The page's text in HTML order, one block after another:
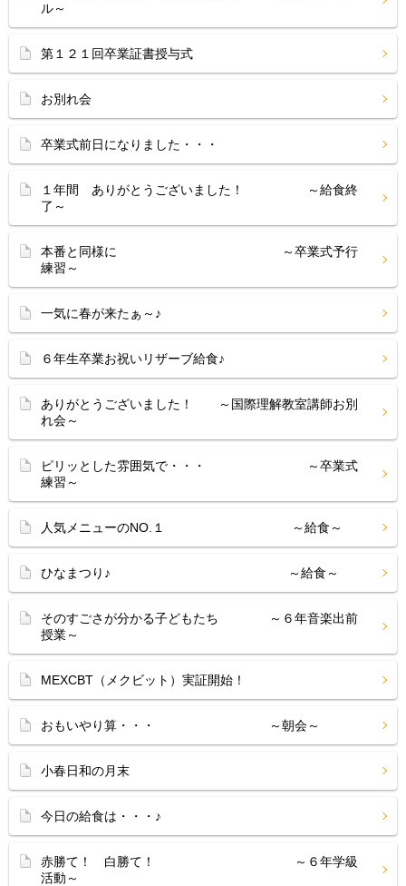
ル～
第１２１回卒業証書授与式
お別れ会
卒業式前日になりました・・・
１年間 ありがとうございました！ ～給食終
了～
本番と同様に ～卒業式予行
練習～
一気に春が来たぁ～♪
６年生卒業お祝いリザーブ給食♪
ありがとうございました！ ～国際理解教室講師お別
れ会～
ピリッとした雰囲気で・・・ ～卒業式
練習～
人気メニューのNO.１ ～給食～
ひなまつり♪ ～給食～
そのすごさが分かる子どもたち ～６年音楽出前
授業～
MEXCBT（メクビット）実証開始！
おもいやり算・・・ ～朝会～
小春日和の月末
今日の給食は・・・♪
赤勝て！ 白勝て！ ～６年学級
活動～